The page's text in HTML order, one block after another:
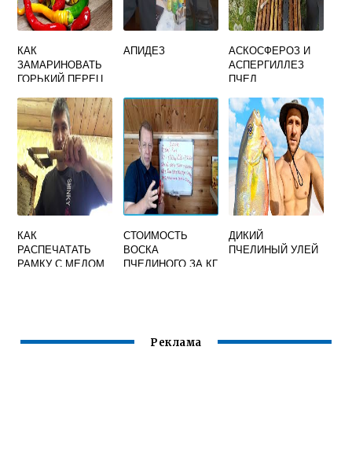
КАК
ЗАМАРИНОВАТЬ
ГОРЬКИЙ ПЕРЕЦ
УКСУСОМ
АПИДЕЗ
АСКОСФЕРОЗ И
АСПЕРГИЛЛЕЗ
ПЧЕЛ
КАК
РАСПЕЧАТАТЬ
РАМКУ С МЕДОМ
СТОИМОСТЬ
ВОСКА
ПЧЕЛИНОГО ЗА КГ
ДИКИЙ
ПЧЕЛИНЫЙ УЛЕЙ
Реклама